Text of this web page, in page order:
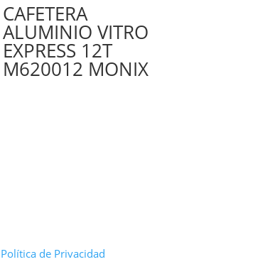
CAFETERA
ALUMINIO VITRO
EXPRESS 12T
M620012 MONIX
Política de Privacidad